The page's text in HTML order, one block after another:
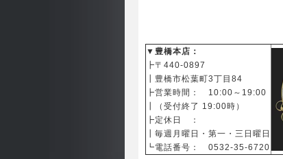
▼豊橋本店：
┣〒440-0897
豊橋市松葉町3丁目84
┣営業時間： 10:00～19:00
┃（受付終了 19:00時）
┣定休日 ：
┃毎週月曜日・第一・三日曜日
┗電話番号： 0532-35-6720